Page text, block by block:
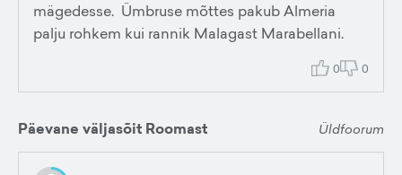
mägedesse. Ümbruse mõttes pakub Almeria
palju rohkem kui rannik Malagast Marabellani.
0 0
Päevane väljasõit Roomast Üldfoorum